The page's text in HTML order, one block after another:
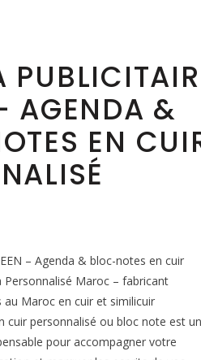
AGENDA &
EN
– Agenda & bloc-notes en cuir
Personnalisé Maroc – fabricant
au Maroc en cuir et similicuir
cuir personnalisé ou bloc note est un
pour accompagner votre